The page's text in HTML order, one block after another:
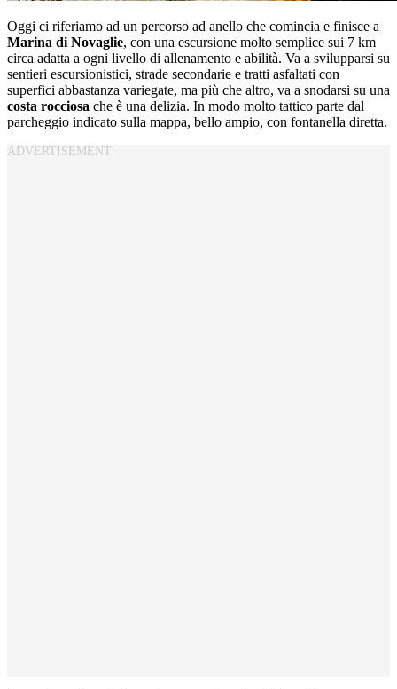
Oggi ci riferiamo ad un percorso ad anello che comincia e finisce a
Marina di Novaglie, con una escursione molto semplice sui 7 km
circa adatta a ogni livello di allenamento e abilità. Va a svilupparsi su
sentieri escursionistici, strade secondarie e tratti asfaltati con
superfici abbastanza variegate, ma più che altro, va a snodarsi su una
costa rocciosa che è una delizia. In modo molto tattico parte dal
parcheggio indicato sulla mappa, bello ampio, con fontanella diretta.